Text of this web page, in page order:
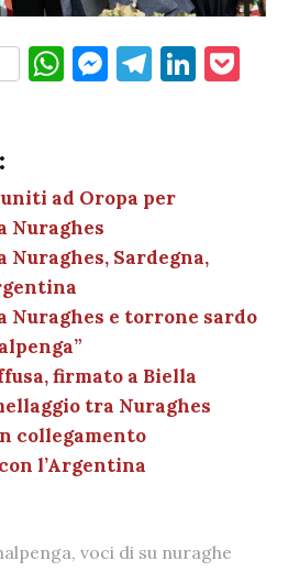
W
A
p
p
M
g
er
T
a
m
Li
ad Oropa per
Nuraghes
Nuraghes, Sardegna,
Nuraghes e torrone sardo
firmato a Biella
tra Nuraghes
collegamento
l’Argentina
, voci di su nuraghe